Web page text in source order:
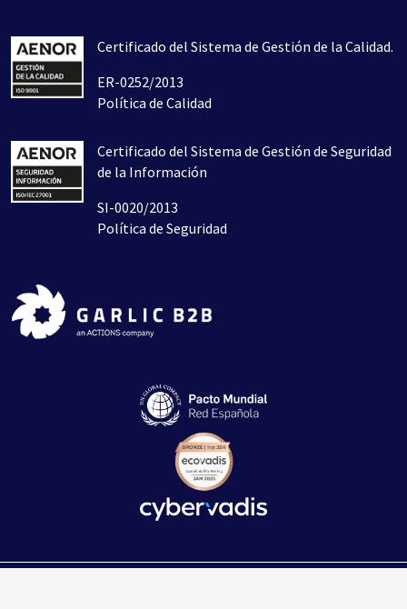
Certificado del Sistema de Gestión de la Calidad.
ER-0252/2013
Política de Calidad
Certificado del Sistema de Gestión de Seguridad
de la Información
SI-0020/2013
Política de Seguridad